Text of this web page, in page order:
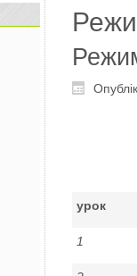
урок
1